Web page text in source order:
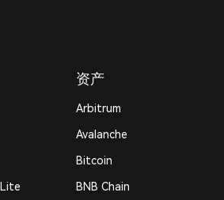
资产
Arbitrum
Avalanche
Bitcoin
BNB Chain